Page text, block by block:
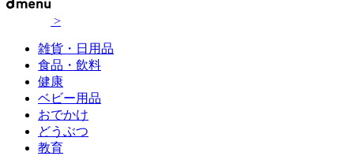
>
雑貨・日用品
食品・飲料
健康
ベビー用品
おでかけ
どうぶつ
教育